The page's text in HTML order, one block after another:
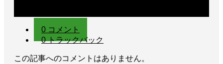
0 コメント
0 トラックバック
この記事へのコメントはありません。